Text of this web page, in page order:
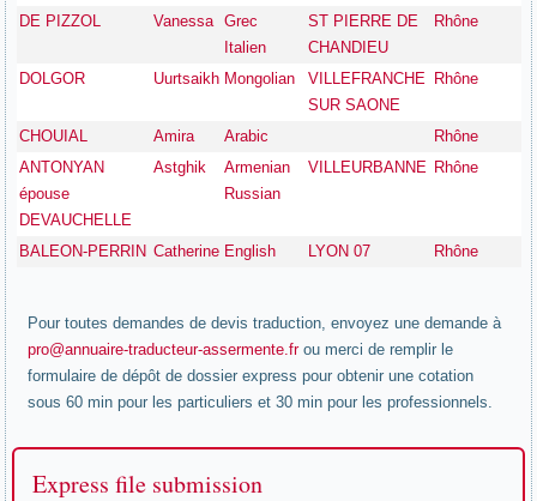
DE PIZZOL Vanessa Grec
Italien
ST PIERRE DE
CHANDIEU
Rhône
DOLGOR Uurtsaikh Mongolian
VILLEFRANCHE
SUR SAONE
Rhône
CHOUIAL Amira Arabic
Rhône
ANTONYAN
épouse
DEVAUCHELLE
Astghik
Armenian
Russian
VILLEURBANNE Rhône
BALEON-PERRIN Catherine English LYON 07 Rhône
Pour toutes demandes de devis traduction, envoyez une demande à
pro@annuaire-traducteur-assermente.frou merci de remplir le
formulaire de dépôt de dossier express pour obtenir une cotation
sous 60 min pour les particuliers et 30 min pour les professionnels.
Express file submission